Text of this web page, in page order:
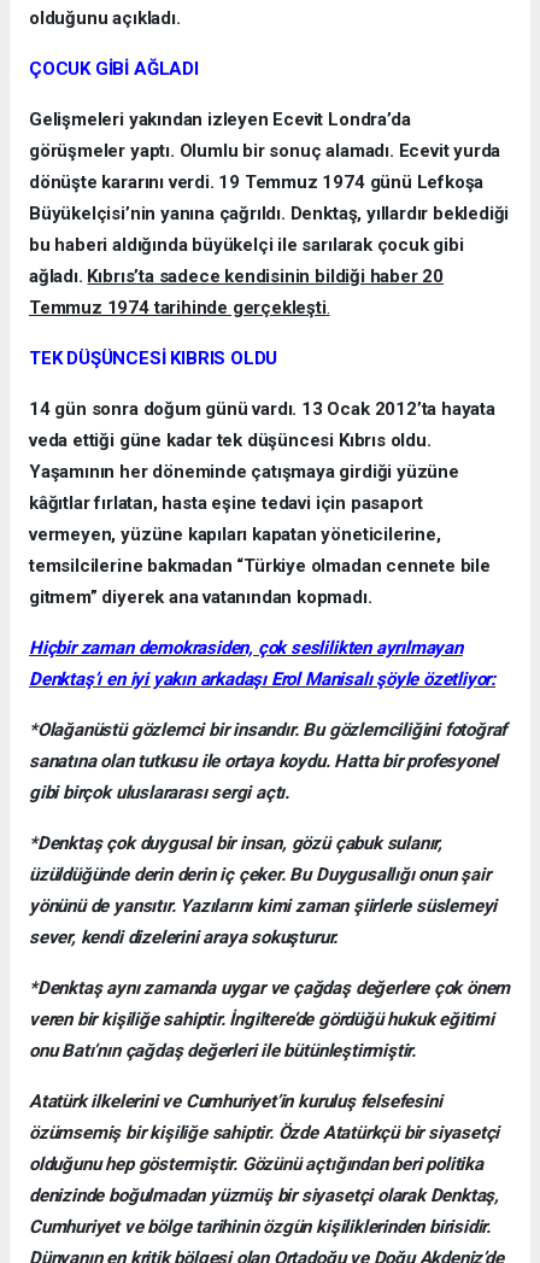
olduğunu açıkladı.
ÇOCUK GİBİ AĞLADI
Gelişmeleri yakından izleyen Ecevit Londra’da
görüşmeler yaptı. Olumlu bir sonuç alamadı. Ecevit yurda
dönüşte kararını verdi. 19 Temmuz 1974 günü Lefkoşa
Büyükelçisi’nin yanına çağrıldı. Denktaş, yıllardır beklediği
bu haberi aldığında büyükelçi ile sarılarak çocuk gibi
ağladı. Kıbrıs’ta sadece kendisinin bildiği haber 20
Temmuz 1974 tarihinde gerçekleşti.
TEK DÜŞÜNCESİ KIBRIS OLDU
14 gün sonra doğum günü vardı. 13 Ocak 2012’ta hayata
veda ettiği güne kadar tek düşüncesi Kıbrıs oldu.
Yaşamının her döneminde çatışmaya girdiği yüzüne
kâğıtlar fırlatan, hasta eşine tedavi için pasaport
vermeyen, yüzüne kapıları kapatan yöneticilerine,
temsilcilerine bakmadan “Türkiye olmadan cennete bile
gitmem” diyerek ana vatanından kopmadı.
Hiçbir zaman demokrasiden, çok seslilikten ayrılmayan
Denktaş’ı en iyi yakın arkadaşı Erol Manisalı şöyle özetliyor:
*Olağanüstü gözlemci bir insandır. Bu gözlemciliğini fotoğraf
sanatına olan tutkusu ile ortaya koydu. Hatta bir profesyonel
gibi birçok uluslararası sergi açtı.
*Denktaş çok duygusal bir insan, gözü çabuk sulanır,
üzüldüğünde derin derin iç çeker. Bu Duygusallığı onun şair
yönünü de yansıtır. Yazılarını kimi zaman şiirlerle süslemeyi
sever, kendi dizelerini araya sokuşturur.
*Denktaş aynı zamanda uygar ve çağdaş değerlere çok önem
veren bir kişiliğe sahiptir. İngiltere’de gördüğü hukuk eğitimi
onu Batı’nın çağdaş değerleri ile bütünleştirmiştir.
Atatürk ilkelerini ve Cumhuriyet’in kuruluş felsefesini
özümsemiş bir kişiliğe sahiptir. Özde Atatürkçü bir siyasetçi
olduğunu hep göstermiştir. Gözünü açtığından beri politika
denizinde boğulmadan yüzmüş bir siyasetçi olarak Denktaş,
Cumhuriyet ve bölge tarihinin özgün kişiliklerinden birisidir.